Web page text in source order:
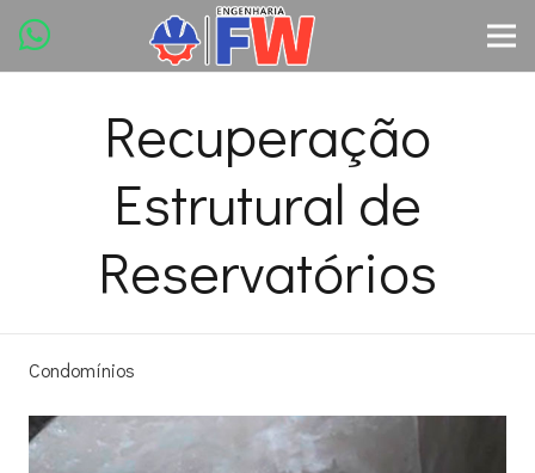
Recuperação
Estrutural de
Reservatórios
Condomínios